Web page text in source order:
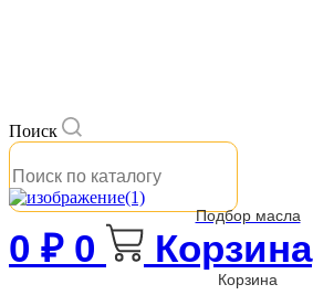
Поиск
Подбор масла
0 ₽ 0 Корзина
Корзина